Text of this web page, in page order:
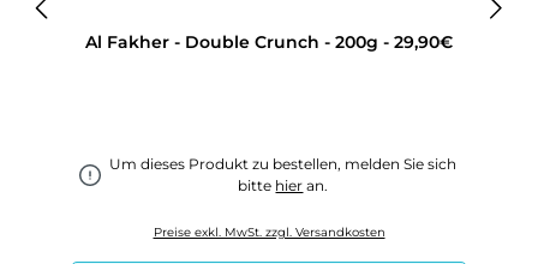
Al Fakher - Double Crunch - 200g - 29,90€
Um dieses Produkt zu bestellen, melden Sie sich
bitte hier an.
Preise exkl. MwSt. zzgl. Versandkosten